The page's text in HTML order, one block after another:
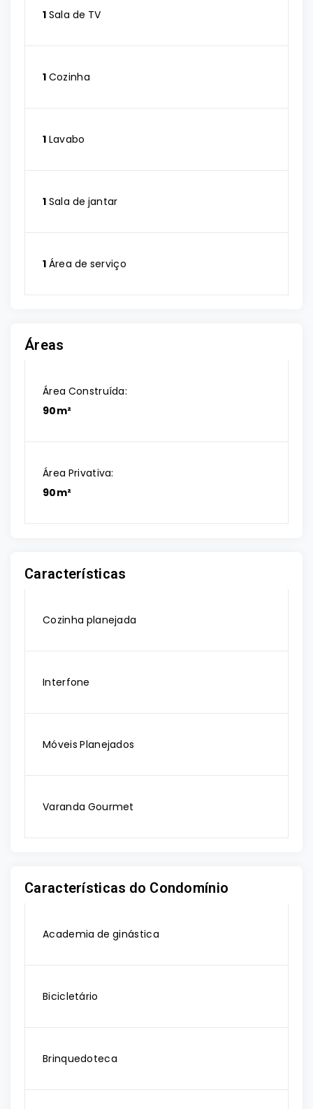
1 Sala de TV
1 Cozinha
1 Lavabo
1 Sala de jantar
1 Área de serviço
Áreas
Área Construída:
90m²
Área Privativa:
90m²
Características
Cozinha planejada
Interfone
Móveis Planejados
Varanda Gourmet
Características do Condomínio
Academia de ginástica
Bicicletário
Brinquedoteca